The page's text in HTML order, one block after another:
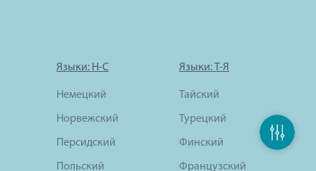
Языки: Н-С
Немецкий
Норвежский
Персидский
Польский
Языки: Т-Я
Тайский
Турецкий
Финский
Французский